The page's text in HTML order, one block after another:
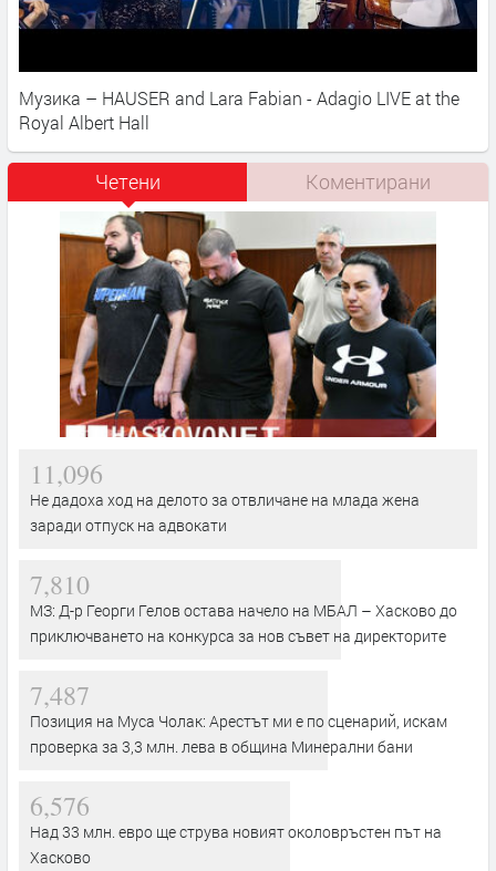
Музика – HAUSER and Lara Fabian - Adagio LIVE at the
Royal Albert Hall
Четени Коментирани
11,096
Не дадоха ход на делото за отвличане на млада жена
заради отпуск на адвокати
7,810
МЗ: Д-р Георги Гелов остава начело на МБАЛ – Хасково до
приключването на конкурса за нов съвет на директорите
7,487
Позиция на Муса Чолак: Арестът ми е по сценарий, искам
проверка за 3,3 млн. лева в община Минерални бани
6,576
Над 33 млн. евро ще струва новият околовръстен път на
Хасково